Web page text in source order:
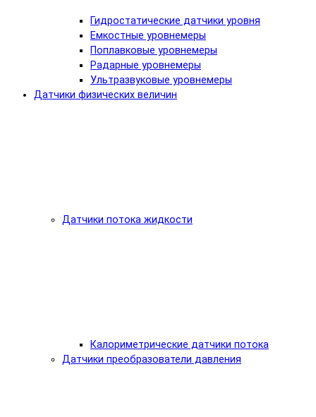
Гидростатические датчики уровня
Емкостные уровнемеры
Поплавковые уровнемеры
Радарные уровнемеры
Ультразвуковые уровнемеры
Датчики физических величин
Датчики потока жидкости
Калориметрические датчики потока
Датчики преобразователи давления